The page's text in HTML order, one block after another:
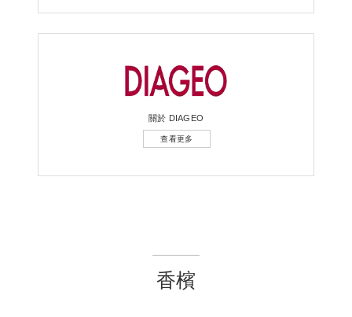
關於 DIAGEO
查看更多
香檳